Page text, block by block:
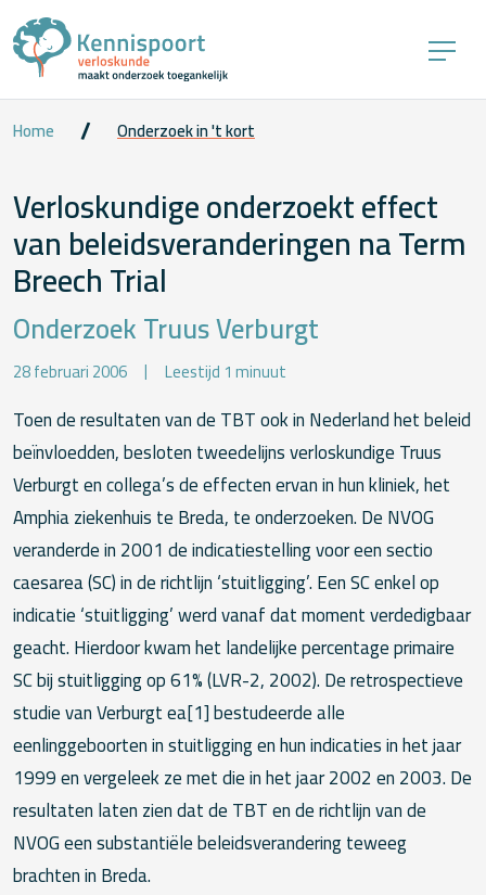
Home Onderzoek in 't kort
Verloskundige onderzoekt effect
van beleidsveranderingen na Term
Breech Trial
Onderzoek Truus Verburgt
28 februari 2006 Leestijd 1 minuut
Toen de resultaten van de TBT ook in Nederland het beleid
beïnvloedden, besloten tweedelijns verloskundige Truus
Verburgt en collega’s de effecten ervan in hun kliniek, het
Amphia ziekenhuis te Breda, te onderzoeken. De NVOG
veranderde in 2001 de indicatiestelling voor een sectio
caesarea (SC) in de richtlijn ‘stuitligging’. Een SC enkel op
indicatie ‘stuitligging’ werd vanaf dat moment verdedigbaar
geacht. Hierdoor kwam het landelijke percentage primaire
SC bij stuitligging op 61% (LVR-2, 2002). De retrospectieve
studie van Verburgt ea[1] bestudeerde alle
eenlinggeboorten in stuitligging en hun indicaties in het jaar
1999 en vergeleek ze met die in het jaar 2002 en 2003. De
resultaten laten zien dat de TBT en de richtlijn van de
NVOG een substantiële beleidsverandering teweeg
brachten in Breda.